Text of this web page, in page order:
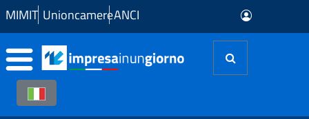
Skip to Main Content
MIMIT UnioncamereANCI